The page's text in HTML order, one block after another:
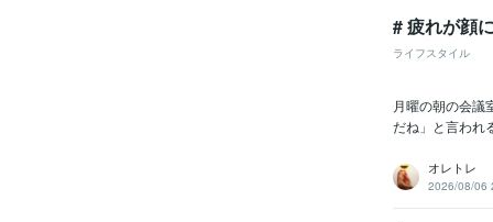
# 疲れが顔
ライフスタイル
月曜の朝の会議
だね」と言われ
オレトレ
2026/08/06